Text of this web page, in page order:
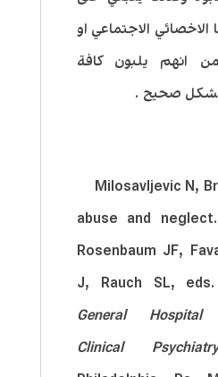
الاخصائي الاجتماعي او
انهم يلبون كافة
بشكل صحيح .
Milosavljevic N,
abuse and
Rosenbaum JF,
J, Rauch SL, eds.
General Hospital
Clinical Psychiatry